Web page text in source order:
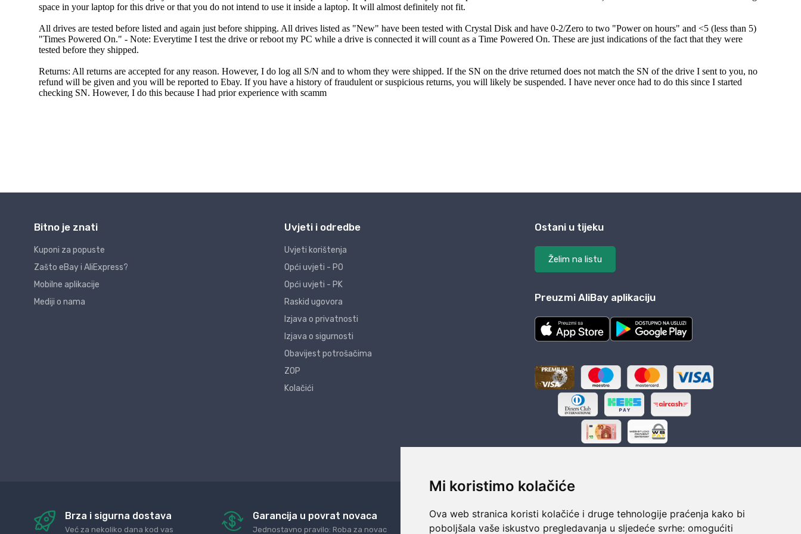
Mi koristimo kolačiće
Ova web stranica koristi kolačiće i druge tehnologije praćenja kako bi
poboljšala vaše iskustvo pregledavanja u sljedeće svrhe: omogućiti
Bitno je znati
Kuponi za popuste
Zašto eBay i AliExpress?
Mobilne aplikacije
Mediji o nama
Uvjeti i odredbe
Uvjeti korištenja
Opći uvjeti - PO
Opći uvjeti - PK
Raskid ugovora
Izjava o privatnosti
Izjava o sigurnosti
Obavijest potrošačima
ZOP
Kolačići
Ostani u tijeku
Želim na listu
Preuzmi AliBay aplikaciju
Brza i sigurna dostava
Već za nekoliko dana kod vas
Garancija u povrat novaca
Jednostavno pravilo: Roba za novac
24/7 odlična podrška
Naši agenti uvijek na raspolaganju
Sigurno obročno plaćanje
Do 24 rata bez kamata